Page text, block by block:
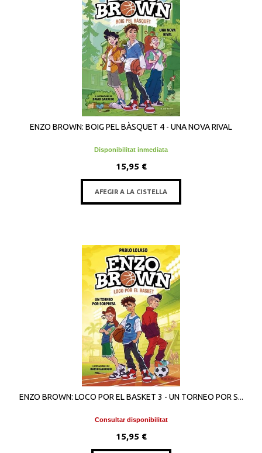
ENZO BROWN: BOIG PEL BÀSQUET 4 - UNA NOVA RIVAL
Disponibilitat inmediata
15,95 €
AFEGIR A LA CISTELLA
ENZO BROWN: LOCO POR EL BASKET 3 - UN TORNEO POR S...
Consultar disponibilitat
15,95 €